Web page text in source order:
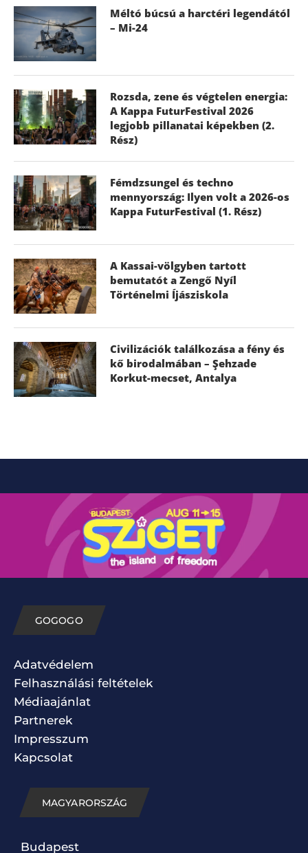
Méltó búcsú a harctéri legendától
– Mi-24
Rozsda, zene és végtelen energia:
A Kappa FuturFestival 2026
legjobb pillanatai képekben (2.
Rész)
Fémdzsungel és techno
mennyország: Ilyen volt a 2026-os
Kappa FuturFestival (1. Rész)
A Kassai-völgyben tartott
bemutatót a Zengő Nyíl
Történelmi Íjásziskola
Civilizációk találkozása a fény és
kő birodalmában – Şehzade
Korkut-mecset, Antalya
GOGOGO
Adatvédelem
Felhasználási feltételek
Médiaajánlat
Partnerek
Impresszum
Kapcsolat
MAGYARORSZÁG
Budapest